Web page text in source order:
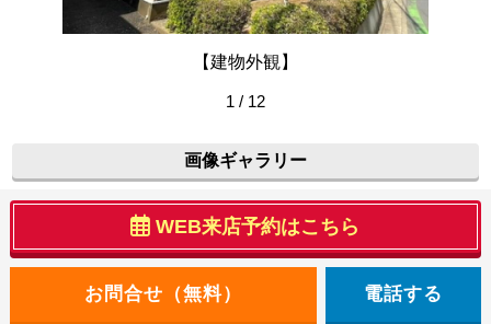
【建物外観】
1 / 12
画像ギャラリー
WEB来店予約はこちら
電話する